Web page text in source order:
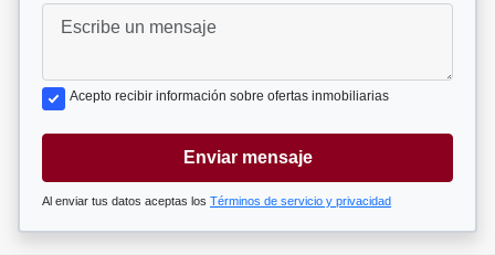
Acepto recibir información sobre ofertas inmobiliarias
Enviar mensaje
Al enviar tus datos aceptas los Términos de servicio y privacidad